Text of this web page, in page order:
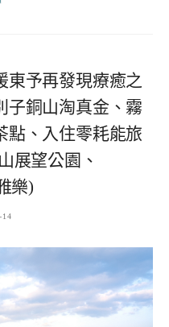
東予再發現療癒之
子銅山淘真金、霧
點、入住零耗能旅
展望公園、
樂)
14